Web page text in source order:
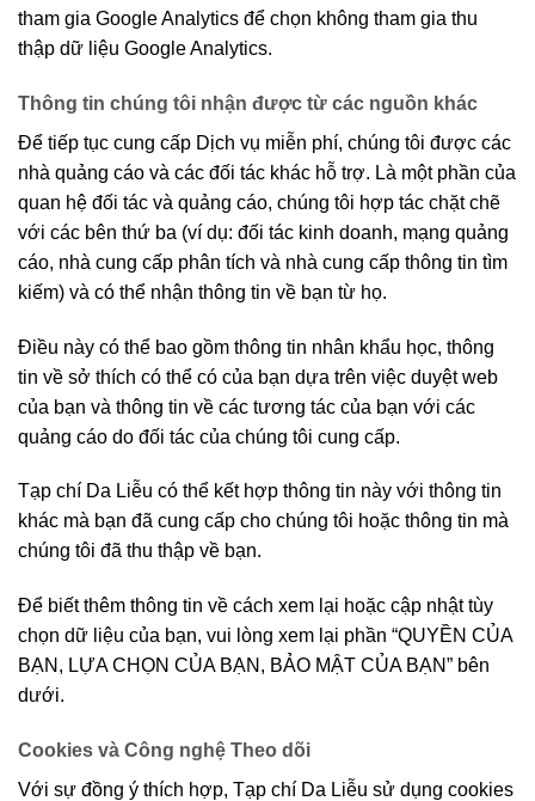
tham gia Google Analytics để chọn không tham gia thu
thập dữ liệu Google Analytics.
Thông tin chúng tôi nhận được từ các nguồn khác
Để tiếp tục cung cấp Dịch vụ miễn phí, chúng tôi được các
nhà quảng cáo và các đối tác khác hỗ trợ. Là một phần của
quan hệ đối tác và quảng cáo, chúng tôi hợp tác chặt chẽ
với các bên thứ ba (ví dụ: đối tác kinh doanh, mạng quảng
cáo, nhà cung cấp phân tích và nhà cung cấp thông tin tìm
kiếm) và có thể nhận thông tin về bạn từ họ.
Điều này có thể bao gồm thông tin nhân khẩu học, thông
tin về sở thích có thể có của bạn dựa trên việc duyệt web
của bạn và thông tin về các tương tác của bạn với các
quảng cáo do đối tác của chúng tôi cung cấp.
Tạp chí Da Liễu có thể kết hợp thông tin này với thông tin
khác mà bạn đã cung cấp cho chúng tôi hoặc thông tin mà
chúng tôi đã thu thập về bạn.
Để biết thêm thông tin về cách xem lại hoặc cập nhật tùy
chọn dữ liệu của bạn, vui lòng xem lại phần “QUYỀN CỦA
BẠN, LỰA CHỌN CỦA BẠN, BẢO MẬT CỦA BẠN” bên
dưới.
Cookies và Công nghệ Theo dõi
Với sự đồng ý thích hợp, Tạp chí Da Liễu sử dụng cookies